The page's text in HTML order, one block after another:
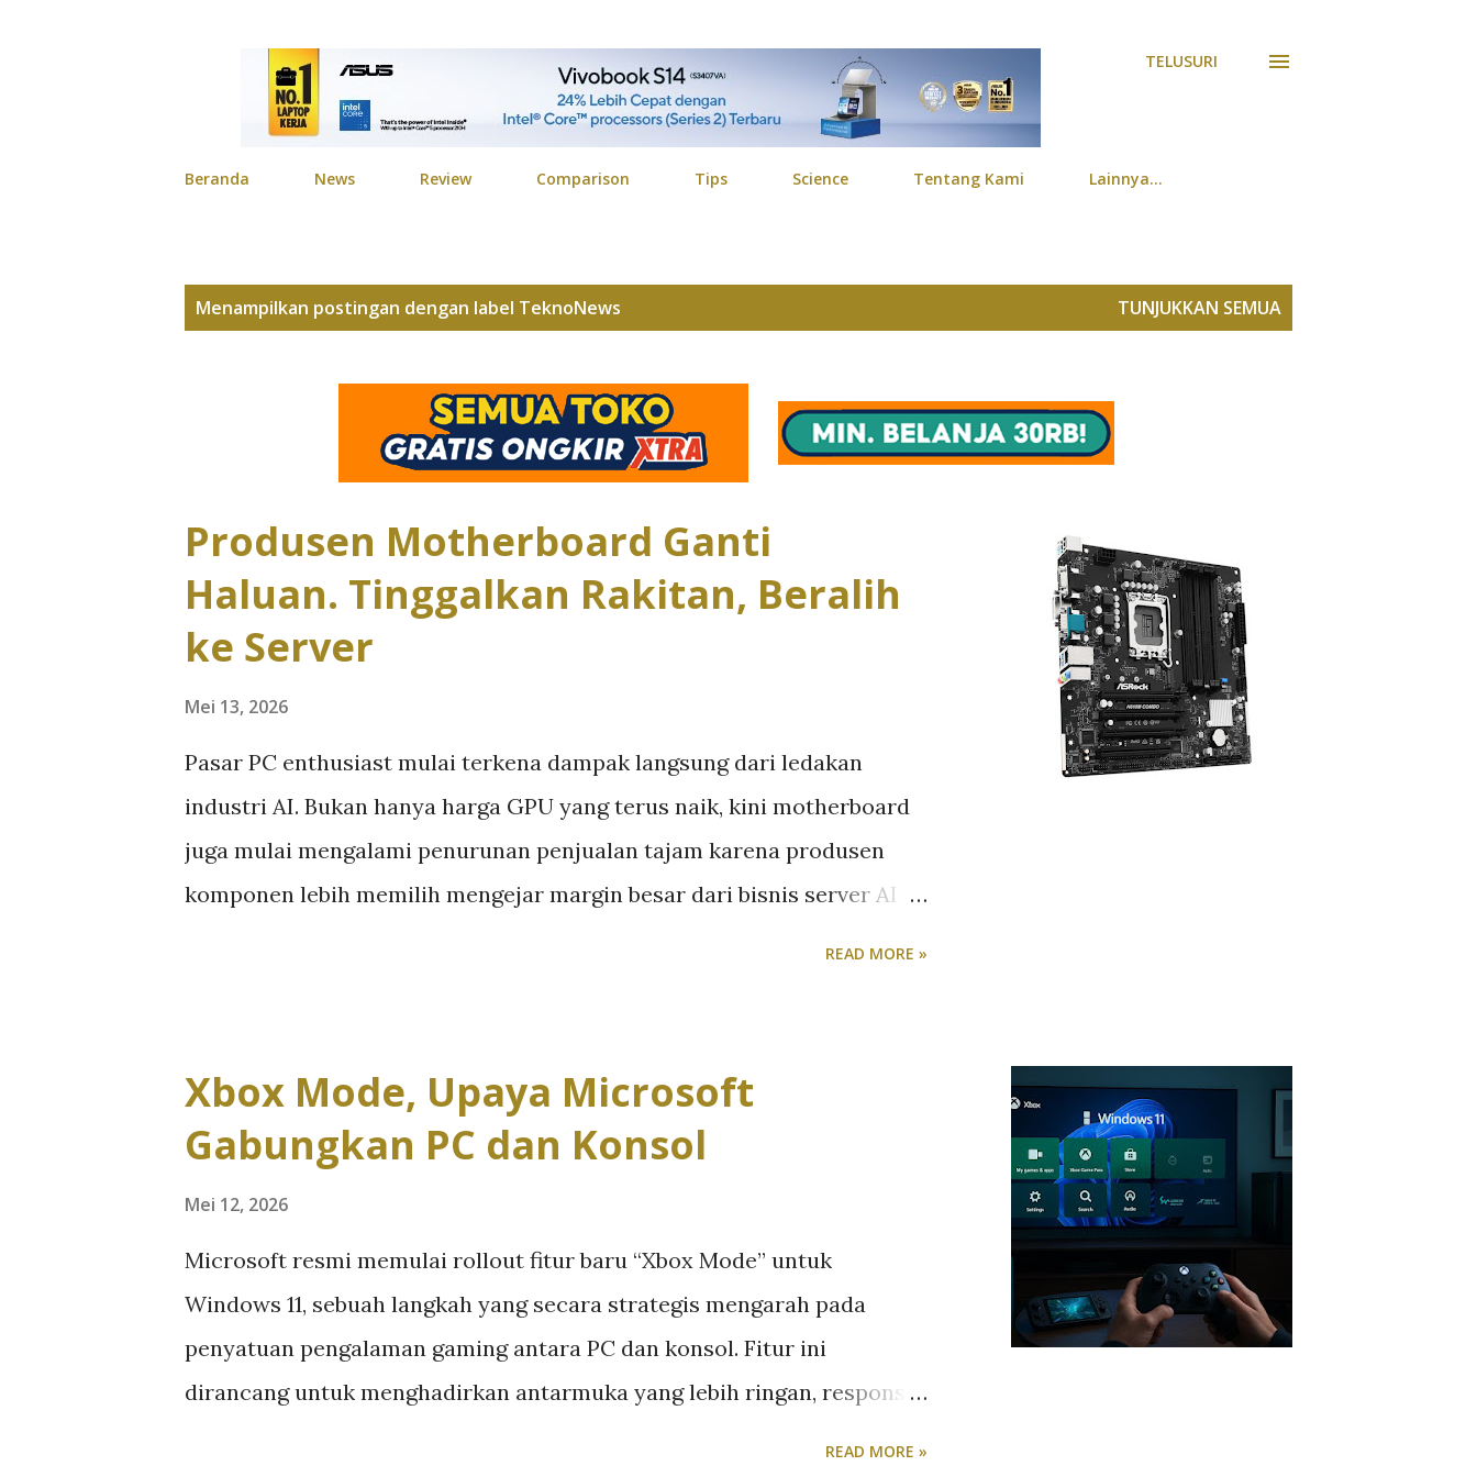
TELUSURI
Beranda News Review Comparison Tips Science Tentang Kami Lainnya…
Menampilkan postingan dengan label TeknoNews TUNJUKKAN SEMUA
Produsen Motherboard Ganti
Haluan. Tinggalkan Rakitan, Beralih
ke Server
Mei 13, 2026
Pasar PC enthusiast mulai terkena dampak langsung dari ledakan
industri AI. Bukan hanya harga GPU yang terus naik, kini motherboard
juga mulai mengalami penurunan penjualan tajam karena produsen
komponen lebih memilih mengejar margin besar dari bisnis server AI
hingga prosesor desktop. Situasi ini diperparah oleh langkah Nvidia,
Intel, dan AMD yang mengalihkan sebagian kapasitas produksi mereka
untuk memenuhi permintaan chip AI dan server datacenter yang jauh
lebih menguntungkan. Akibatnya, harga komponen PC terus meningkat
dalam enam bulan terakhir. RAM dan SSD menjadi sektor yang paling
terdampak, sementara prosesor desktop kelas enthusiast juga mulai
mengalami tekanan suplai. Banyak pengguna akhirnya menunda
upgrade PC karena biaya rakitan baru semakin tidak masuk akal.
READ MORE »
Xbox Mode, Upaya Microsoft
Gabungkan PC dan Konsol
Mei 12, 2026
Microsoft resmi memulai rollout fitur baru “Xbox Mode” untuk
Windows 11, sebuah langkah yang secara strategis mengarah pada
penyatuan pengalaman gaming antara PC dan konsol. Fitur ini
dirancang untuk menghadirkan antarmuka yang lebih ringan, responsif,
READ MORE »